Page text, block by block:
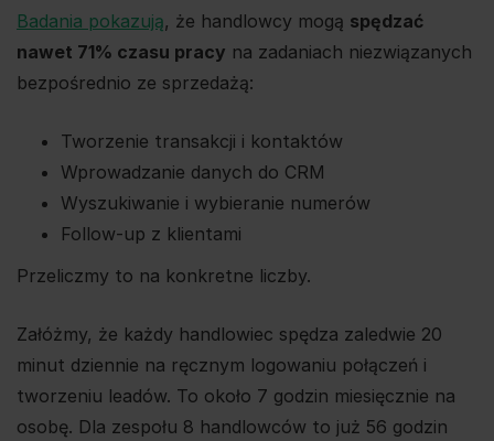
Badania pokazują, że handlowcy mogą spędzać
nawet 71% czasu pracy na zadaniach niezwiązanych
bezpośrednio ze sprzedażą:
Tworzenie transakcji i kontaktów
Wprowadzanie danych do CRM
Wyszukiwanie i wybieranie numerów
Follow-up z klientami
Przeliczmy to na konkretne liczby.
Załóżmy, że każdy handlowiec spędza zaledwie 20
minut dziennie na ręcznym logowaniu połączeń i
tworzeniu leadów. To około 7 godzin miesięcznie na
osobę. Dla zespołu 8 handlowców to już 56 godzin